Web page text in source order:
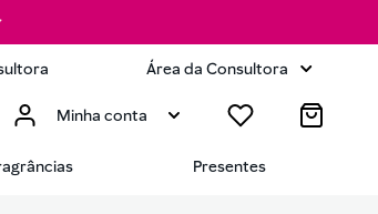
Área da Consultora
Minha conta
Presentes